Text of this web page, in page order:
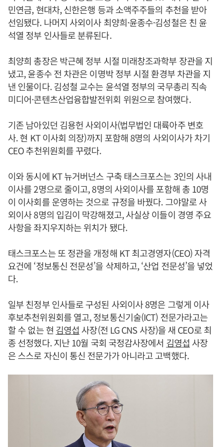
민연금, 현대차, 신한은행 등과 소액주주들의 추천을 받아
선임됐다. 나머지 사외이사 최양희·윤종수·김성철은 친 윤
석열 정부 인사들로 분류된다.
최양희 총장은 박근혜 정부 시절 미래창조과학부 장관을 지
냈고, 윤종수 전 차관은 이명박 정부 시절 환경부 차관을 지
낸 인물이다. 김성철 교수는 윤석열 정부의 국무총리 직속
미디어·콘텐츠산업융합발전위회 위원으로 참여했다.
기존 남아있던 김용헌 사외이사(법무법인 대륙아주 변호
사. 현 KT 이사회 의장)까지 포함해 8명의 사외이사가 차기
CEO 추천위원회를 꾸렸다.
이와 동시에 KT 뉴거버넌스 구축 태스크포스는 3인의 사내
이사를 2명으로 줄이고, 8명의 사외이사를 포함해 총 10명
이 이사회를 운영하는 것으로 규정을 바꿨다. 그야말로 사
외이사 8명의 입김이 막강해졌고, 사실상 이들이 경영 주요
사항을 좌지우지하는 위치가 됐다.
태스크포스는 또 정관을 개정해 KT 최고경영자(CEO) 자격
요건에 ‘정보통신 전문성’을 삭제하고, ‘산업 전문성’을 넣었
다.
일부 친정부 인사들로 구성된 사외이사 8명은 그렇게 이사
후보추천위원회를 열고, 정보통신기술(ICT) 전문가라고는
할 수 없는 현 김영섭 사장(전 LG CNS 사장)을 새 CEO로 최
종 선정했다. 지난 10월 국회 국정감사장에서 김영섭 사장
은 스스로 자신이 통신 전문가가 아니라고 고백했다.